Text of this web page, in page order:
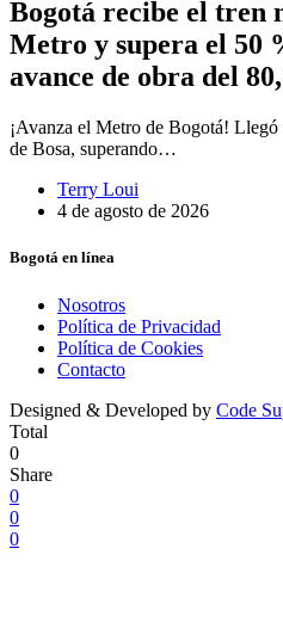
Bogotá recibe el tren
Metro y supera el 50
avance de obra del
¡Avanza el Metro de Bogotá!
de Bosa, superando…
Terry Loui
4 de agosto de 2026
Bogotá en línea
Nosotros
Política de Privacidad
Política de Cookies
Contacto
Designed & Developed by Code
Total
0
Share
0
0
0